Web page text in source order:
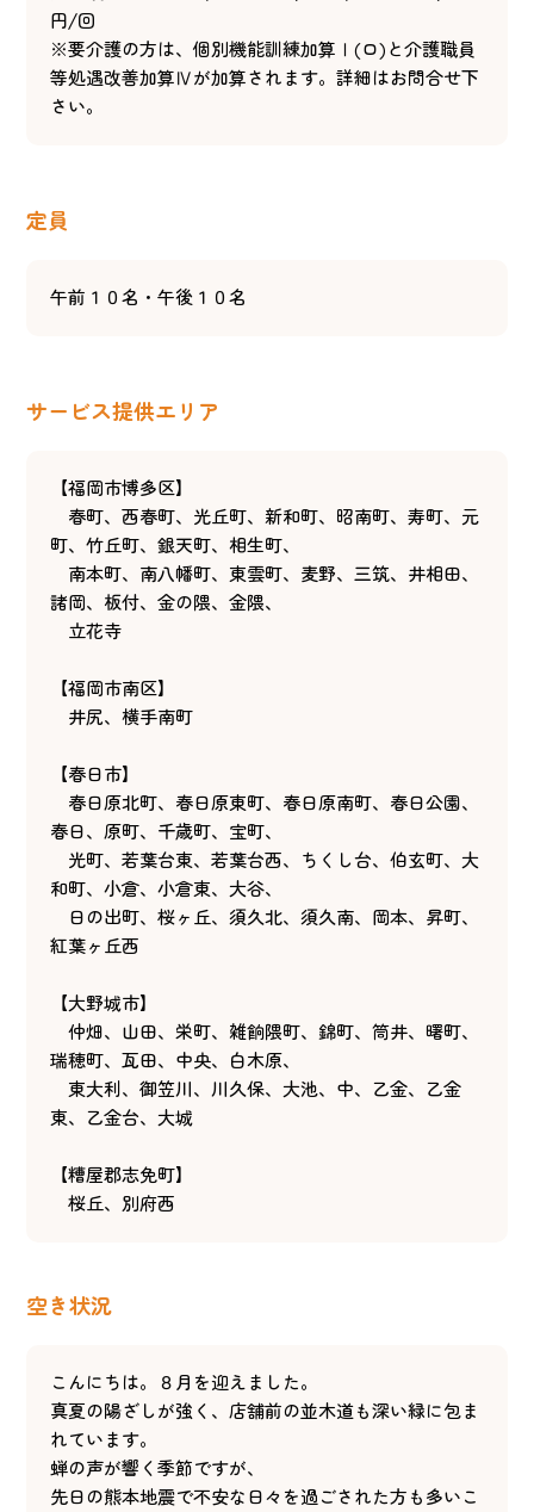
円/回
※要介護の方は、個別機能訓練加算Ⅰ(ロ)と介護職員
等処遇改善加算Ⅳが加算されます。詳細はお問合せ下
さい。
定員
午前１０名・午後１０名
サービス提供エリア
【福岡市博多区】
春町、西春町、光丘町、新和町、昭南町、寿町、元
町、竹丘町、銀天町、相生町、
南本町、南八幡町、東雲町、麦野、三筑、井相田、
諸岡、板付、金の隈、金隈、
立花寺
【福岡市南区】
井尻、横手南町
【春日市】
春日原北町、春日原東町、春日原南町、春日公園、
春日、原町、千歳町、宝町、
光町、若葉台東、若葉台西、ちくし台、伯玄町、大
和町、小倉、小倉東、大谷、
日の出町、桜ヶ丘、須久北、須久南、岡本、昇町、
紅葉ヶ丘西
【大野城市】
仲畑、山田、栄町、雑餉隈町、錦町、筒井、曙町、
瑞穂町、瓦田、中央、白木原、
東大利、御笠川、川久保、大池、中、乙金、乙金
東、乙金台、大城
【糟屋郡志免町】
桜丘、別府西
空き状況
こんにちは。８月を迎えました。
真夏の陽ざしが強く、店舗前の並木道も深い緑に包ま
れています。
蝉の声が響く季節ですが、
先日の熊本地震で不安な日々を過ごされた方も多いこ